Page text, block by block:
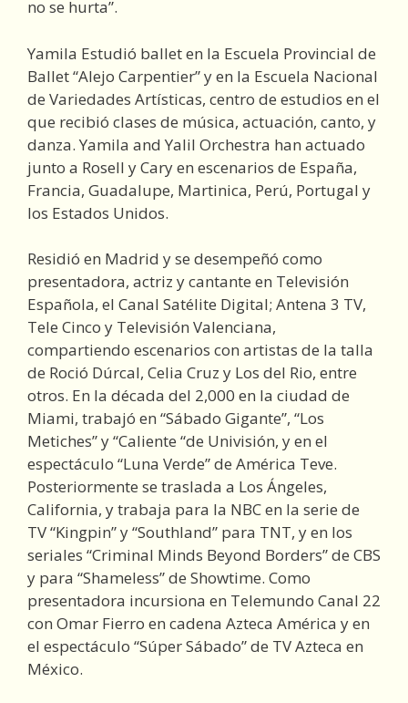
no se hurta”.
Yamila Estudió ballet en la Escuela Provincial de
Ballet “Alejo Carpentier” y en la Escuela Nacional
de Variedades Artísticas, centro de estudios en el
que recibió clases de música, actuación, canto, y
danza. Yamila and Yalil Orchestra han actuado
junto a Rosell y Cary en escenarios de España,
Francia, Guadalupe, Martinica, Perú, Portugal y
los Estados Unidos.
Residió en Madrid y se desempeñó como
presentadora, actriz y cantante en Televisión
Española, el Canal Satélite Digital; Antena 3 TV,
Tele Cinco y Televisión Valenciana,
compartiendo escenarios con artistas de la talla
de Roció Dúrcal, Celia Cruz y Los del Rio, entre
otros. En la década del 2,000 en la ciudad de
Miami, trabajó en “Sábado Gigante”, “Los
Metiches” y “Caliente “de Univisión, y en el
espectáculo “Luna Verde” de América Teve.
Posteriormente se traslada a Los Ángeles,
California, y trabaja para la NBC en la serie de
TV “Kingpin” y “Southland” para TNT, y en los
seriales “Criminal Minds Beyond Borders” de CBS
y para “Shameless” de Showtime. Como
presentadora incursiona en Telemundo Canal 22
con Omar Fierro en cadena Azteca América y en
el espectáculo “Súper Sábado” de TV Azteca en
México.